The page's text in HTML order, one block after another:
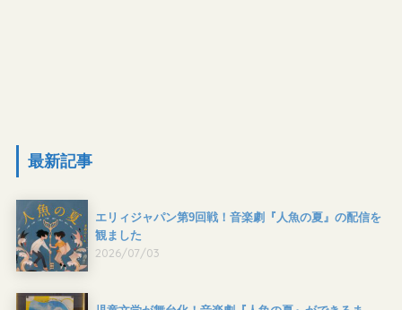
最新記事
エリィジャパン第9回戦！音楽劇『人魚の夏』の配信を
観ました
2026/07/03